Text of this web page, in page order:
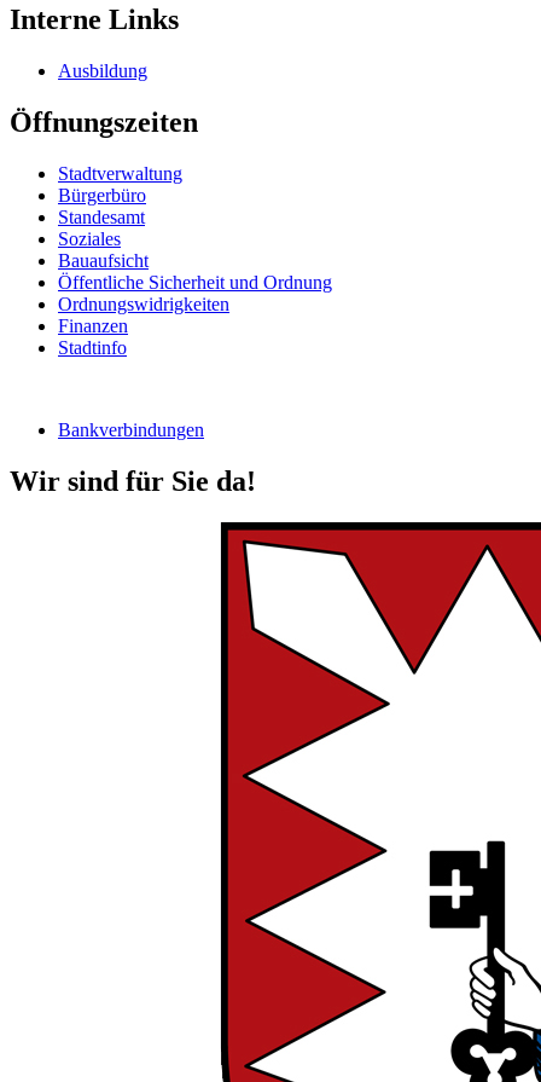
Interne Links
Ausbildung
Öffnungszeiten
Stadtverwaltung
Bürgerbüro
Standesamt
Soziales
Bauaufsicht
Öffentliche Sicherheit und Ordnung
Ordnungswidrigkeiten
Finanzen
Stadtinfo
Bankverbindungen
Wir sind für Sie da!